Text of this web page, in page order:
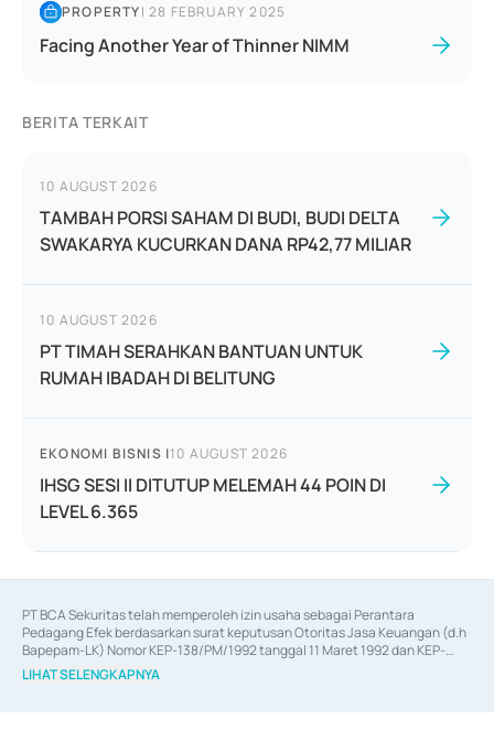
PROPERTY|28 FEBRUARY 2025
Facing Another Year of Thinner NIMM
BERITA TERKAIT
10 AUGUST 2026
TAMBAH PORSI SAHAM DI BUDI, BUDI DELTA
SWAKARYA KUCURKAN DANA RP42,77 MILIAR
10 AUGUST 2026
PT TIMAH SERAHKAN BANTUAN UNTUK
RUMAH IBADAH DI BELITUNG
EKONOMI BISNIS |10 AUGUST 2026
IHSG SESI II DITUTUP MELEMAH 44 POIN DI
LEVEL 6.365
PT BCA Sekuritas telah memperoleh izin usaha sebagai Perantara
Pedagang Efek berdasarkan surat keputusan Otoritas Jasa Keuangan (d.h
Bapepam-LK) Nomor KEP-138/PM/1992 tanggal 11 Maret 1992 dan KEP-
06/D.04/2014 tanggal 28 Februari 2014, izin usaha sebagai Penjamin Emisi
Efek berdasarkan surat keputusan Otoritas Jasa Keuangan Nomor KEP-
LIHAT SELENGKAPNYA